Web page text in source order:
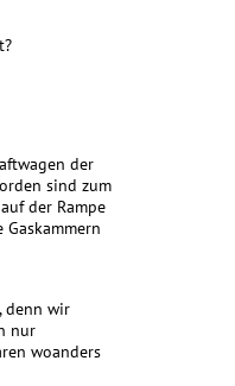
der
sind zum
der Rampe
denn wir
nur
woanders